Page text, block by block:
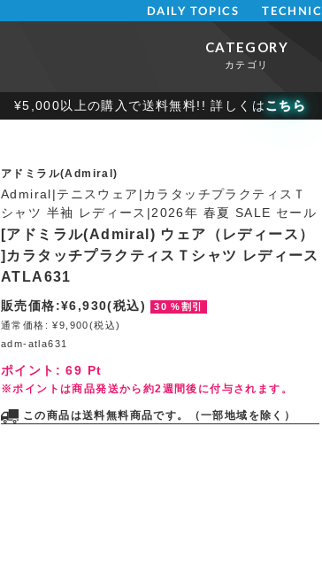
¥5,000以上の購入で送料無料!! 詳しくはこちら
DAILY TOPICS TECHNIC
CATEGORY
カテゴリ
アドミラル(Admiral)
Admiral|テニスウェア|カラタッチプラクティスＴ
シャツ 半袖 レディース|2026年 春夏 SALE セール
[アドミラル(Admiral) ウェア（レディース）
]カラタッチプラクティスＴシャツ レディース
ATLA631
販売価格:¥6,930(税込)
30 %割引
通常価格: ¥9,900(税込)
adm-atla631
ポイント:69 Pt
※ポイントは商品発送から約2週間後に付与されます。
この商品は送料無料商品です。（一部地域を除く）